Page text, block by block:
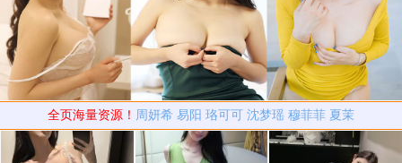
全页海量资源！ 周妍希 易阳 珞可可 沈梦瑶 穆菲菲 夏茉